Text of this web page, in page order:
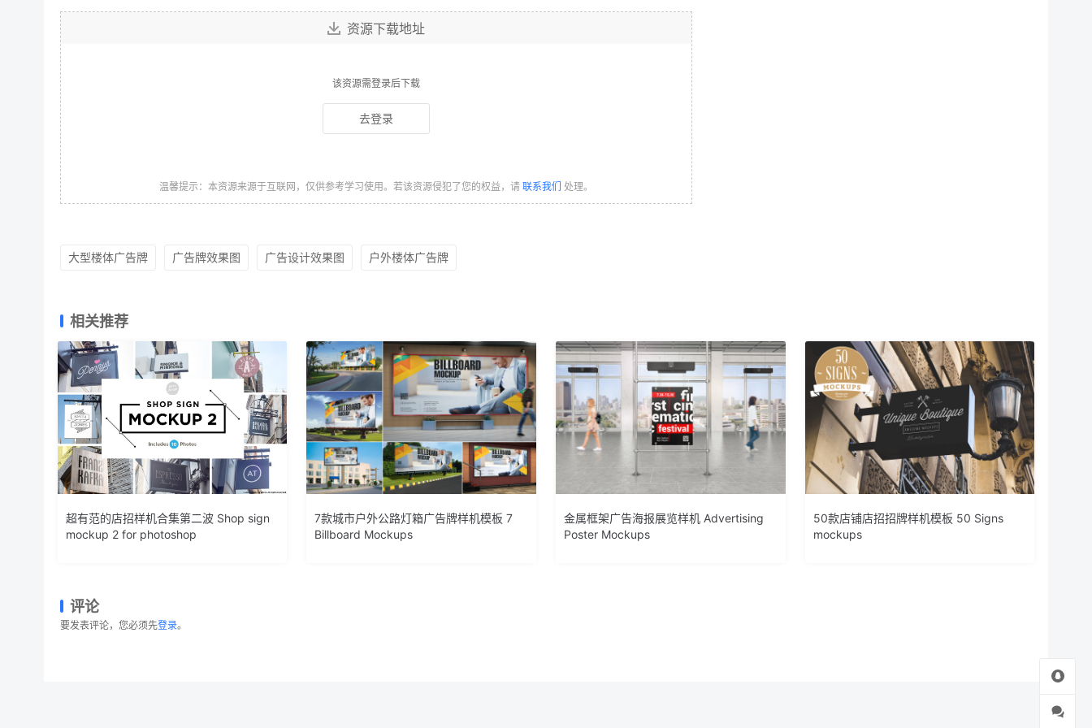
资源下载地址
该资源需登录后下载
去登录
温馨提示：本资源来源于互联网，仅供参考学习使用。若该资源侵犯了您的权益，请 联系我们 处理。
大型楼体广告牌 广告牌效果图 广告设计效果图 户外楼体广告牌
相关推荐
超有范的店招样机合集第二波 Shop sign
mockup 2 for photoshop
7款城市户外公路灯箱广告牌样机模板 7
Billboard Mockups
金属框架广告海报展览样机 Advertising
Poster Mockups
50款店铺店招招牌样机模板 50 Signs
mockups
评论
要发表评论，您必须先登录。